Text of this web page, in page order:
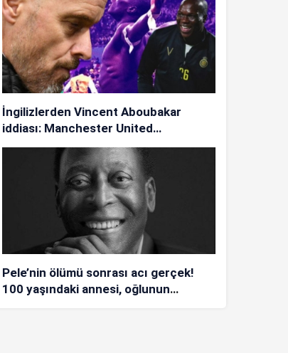
İngilizlerden Vincent Aboubakar
iddiası: Manchester United…
Pele’nin ölümü sonrası acı gerçek!
100 yaşındaki annesi, oğlunun